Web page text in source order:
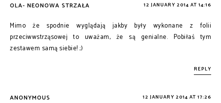
OLA- NEONOWA STRZAŁA 12 JANUARY 2014 AT 14:16
Mimo że spodnie wyglądają jakby były wykonane z folii
przeciwwstrząsowej to uważam, że są genialne. Pobiłaś tym
zestawem samą siebie! ;)
REPLY
ANONYMOUS 12 JANUARY 2014 AT 17:26